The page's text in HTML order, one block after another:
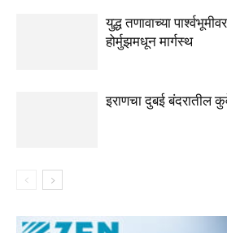
युद्ध तणावाच्या
होर्मुझमधून मार्गस्थ
इराणचा दुबई बंदरातील